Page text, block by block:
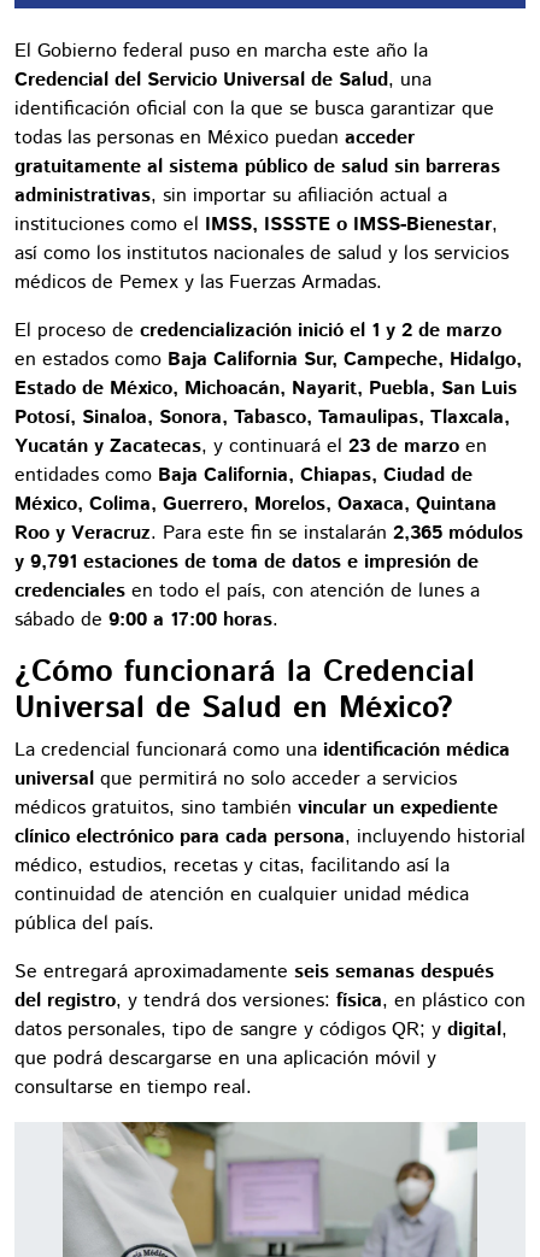
El Gobierno federal puso en marcha este año la
Credencial del Servicio Universal de Salud, una
identificación oficial con la que se busca garantizar que
todas las personas en México puedan acceder
gratuitamente al sistema público de salud sin barreras
administrativas, sin importar su afiliación actual a
instituciones como el IMSS, ISSSTE o IMSS-Bienestar,
así como los institutos nacionales de salud y los servicios
médicos de Pemex y las Fuerzas Armadas.
El proceso de credencialización inició el 1 y 2 de marzo
en estados como Baja California Sur, Campeche, Hidalgo,
Estado de México, Michoacán, Nayarit, Puebla, San Luis
Potosí, Sinaloa, Sonora, Tabasco, Tamaulipas, Tlaxcala,
Yucatán y Zacatecas, y continuará el 23 de marzo en
entidades como Baja California, Chiapas, Ciudad de
México, Colima, Guerrero, Morelos, Oaxaca, Quintana
Roo y Veracruz. Para este fin se instalarán 2,365 módulos
y 9,791 estaciones de toma de datos e impresión de
credenciales en todo el país, con atención de lunes a
sábado de 9:00 a 17:00 horas.
¿Cómo funcionará la Credencial
Universal de Salud en México?
La credencial funcionará como una identificación médica
universal que permitirá no solo acceder a servicios
médicos gratuitos, sino también vincular un expediente
clínico electrónico para cada persona, incluyendo historial
médico, estudios, recetas y citas, facilitando así la
continuidad de atención en cualquier unidad médica
pública del país.
Se entregará aproximadamente seis semanas después
del registro, y tendrá dos versiones: física, en plástico con
datos personales, tipo de sangre y códigos QR; y digital,
que podrá descargarse en una aplicación móvil y
consultarse en tiempo real.